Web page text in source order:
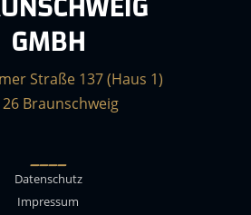
GMBH
Straße 137 (Haus 1)
Braunschweig
____
Datenschutz
Impressum